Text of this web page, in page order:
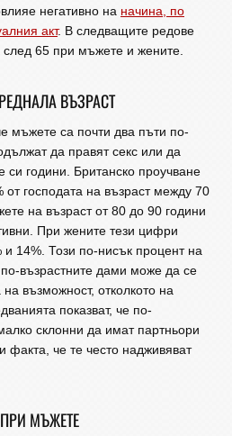
негативно на начина, по
акт. В следващите редове
след 65 при мъжете и жените.
ВЪЗРАСТ
мъжете са почти два пъти по-
да правят секс или да
си години. Британско проучване
от господата на възраст между 70
на възраст от 80 до 90 години
При жените тези цифри
и 14%. Този по-нисък процент на
по-възрастните дами може да се
възможност, отколкото на
показват, че по-
склонни да имат партньори
факта, че те често надживяват
МЪЖЕТЕ